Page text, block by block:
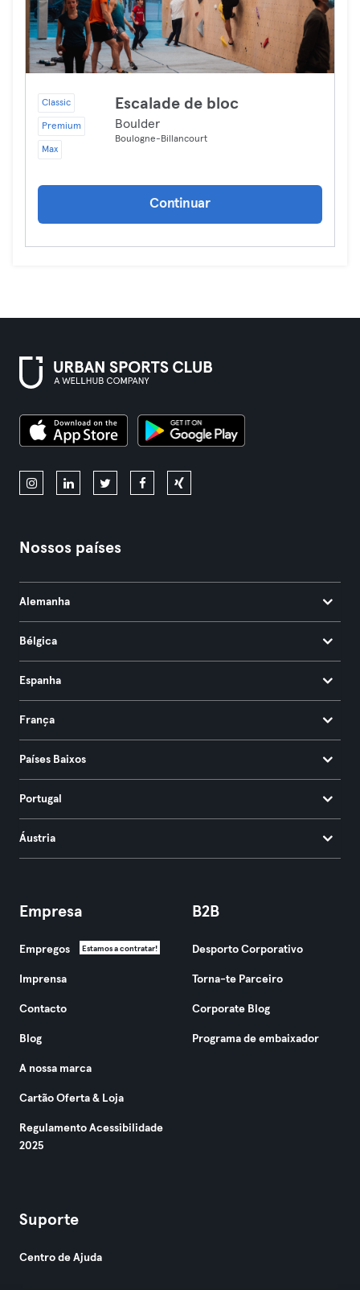
Classic
Premium
Max
Escalade de bloc
Boulder
Boulogne-Billancourt
Continuar
Nossos países
Alemanha
Bélgica
Espanha
França
Países Baixos
Portugal
Áustria
Empresa
Empregos Estamos a contratar!
Imprensa
Contacto
Blog
A nossa marca
Cartão Oferta & Loja
Regulamento Acessibilidade
2025
B2B
Desporto Corporativo
Torna-te Parceiro
Corporate Blog
Programa de embaixador
Suporte
Centro de Ajuda